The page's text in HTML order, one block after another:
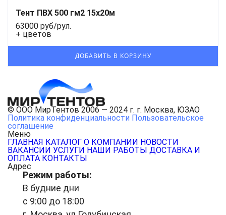
Тент ПВХ 500 гм2 15x20м
63000 руб/рул.
+ цветов
© ООО МирТентов 2006 — 2024 г. г. Москва, ЮЗАО
Политика конфиденциальности Пользовательское
соглашение
Меню
ГЛАВНАЯ КАТАЛОГ О КОМПАНИИ НОВОСТИ
ВАКАНСИИ УСЛУГИ НАШИ РАБОТЫ ДОСТАВКА И
ОПЛАТА КОНТАКТЫ
Адрес
Режим работы:
В будние дни
с 9:00 до 18:00